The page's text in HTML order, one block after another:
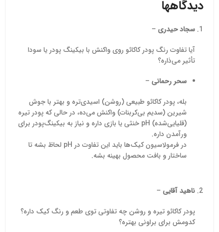
دیدگاهها
سجاد حیدری –
آیا تفاوت رنگ پودر کاکائو روی واکنش با بیکینگ پودر یا سودا
تأثیر می‌ذاره؟
سحر رحمانی –
بله، پودر کاکائو طبیعی (روشن) اسیدی‌تره و بهتر با جوش
شیرین (سدیم بی‌کربنات) واکنش می‌ده، در حالی که پودر تیره
(قلیایی‌شده) pH خنثی یا بازی داره و نیاز به بیکینگ‌پودر برای
ورآمدن داره.
در فرمولاسیون کیک‌ها باید این تفاوت در pH لحاظ بشه تا
ساختار و بافت محصول بهینه بشه.
ناهید آقایی –
پودر کاکائو تیره و روشن چه تفاوتی توی طعم و رنگ کیک داره؟
کدومش برای براونی بهتره؟